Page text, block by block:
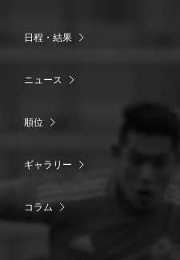
日程・結果
ニュース
順位
ギャラリー
コラム